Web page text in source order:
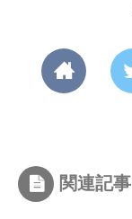
関連記事